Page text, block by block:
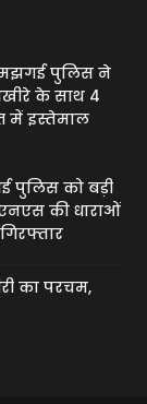
मझगई पुलिस ने
के साथ 4
में इस्तेमाल
पुलिस को बड़ी
की धाराओं
का परचम,